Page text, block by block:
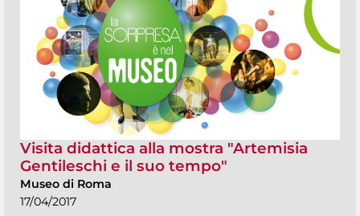
Visita didattica alla mostra "Artemisia
Gentileschi e il suo tempo"
Museo di Roma
17/04/2017